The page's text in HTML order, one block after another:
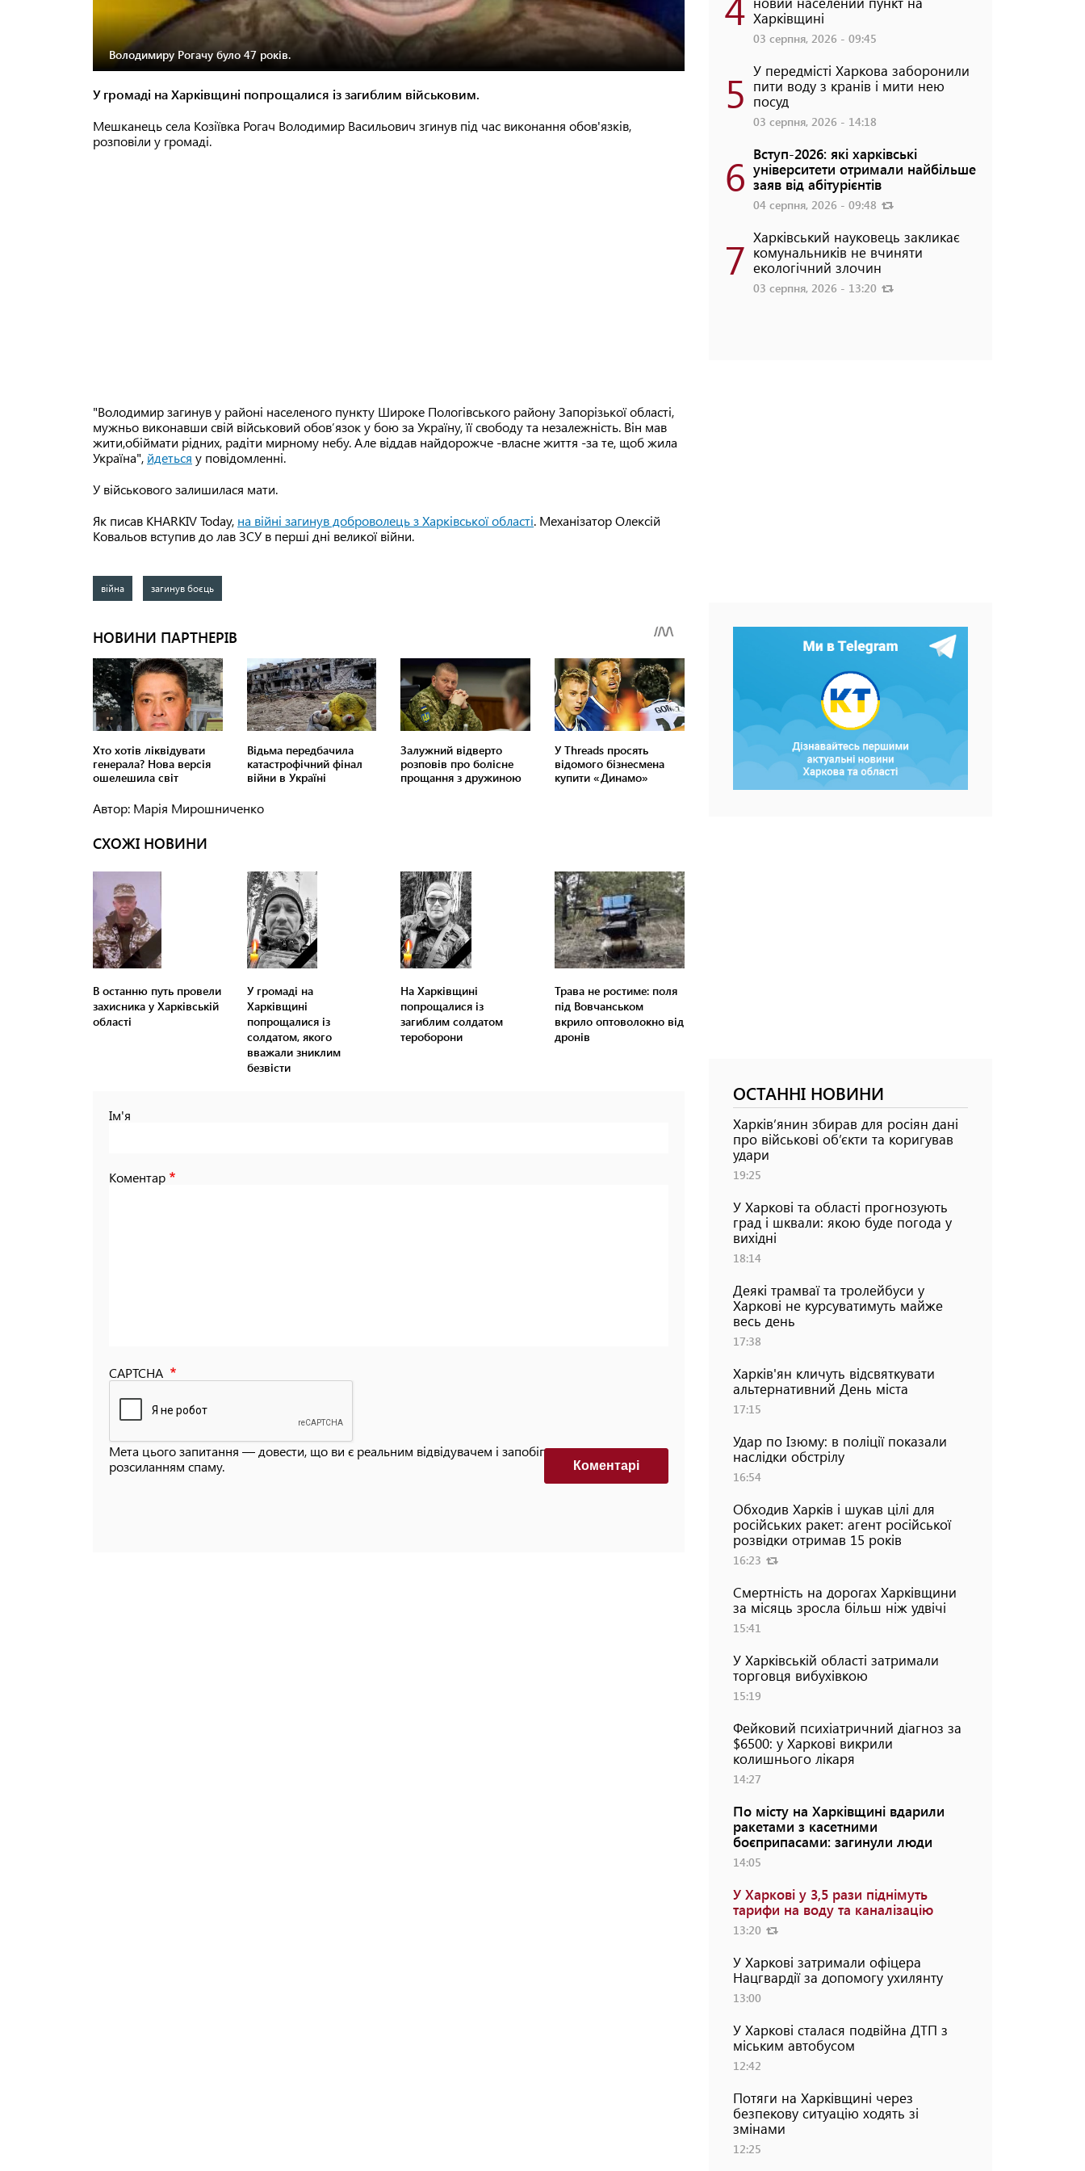
Володимиру Рогачу було 47 років.
У громаді на Харківщині попрощалися із загиблим військовим.
Мешканець села Козіївка Рогач Володимир Васильович згинув під час виконання обов'язків,
розповіли у громаді.
"Володимир загинув у районі населеного пункту Широке Пологівського району Запорізької області,
мужньо виконавши свій військовий обов’язок у бою за Україну, її свободу та незалежність. Він мав
жити,обіймати рідних, радіти мирному небу. Але віддав найдорожче -власне життя -за те, щоб жила
Україна", йдеться у повідомленні.
У військового залишилася мати.
Як писав KHARKIV Today, на війні загинув доброволець з Харківської області. Механізатор Олексій
Ковальов вступив до лав ЗСУ в перші дні великої війни.
війна загинув боєць
Автор: Марія Мирошниченко
СХОЖІ НОВИНИ
В останню путь провели
захисника у Харківській
області
У громаді на
Харківщині
попрощалися із
солдатом, якого
вважали зниклим
безвісти
На Харківщині
попрощалися із
загиблим солдатом
тероборони
Трава не ростиме: поля
під Вовчанськом
вкрило оптоволокно від
дронів
Ім'я
Коментар
CAPTCHA
Мета цього запитання — довести, що ви є реальним відвідувачем і запобігти автоматизованим
розсиланням спаму.
Коментарi
Харківщині
03 серпня, 2026 - 09:45
5 У передмісті Харкова заборонили
пити воду з кранів і мити нею
посуд
03 серпня, 2026 - 14:18
6 Вступ-2026: які харківські
університети отримали найбільше
заяв від абітурієнтів
04 серпня, 2026 - 09:48
7 Харківський науковець закликає
комунальників не вчиняти
екологічний злочин
03 серпня, 2026 - 13:20
ОСТАННІ НОВИНИ
Харків’янин збирав для росіян дані
про військові об’єкти та коригував
удари
19:25
У Харкові та області прогнозують
град і шквали: якою буде погода у
вихідні
18:14
Деякі трамваї та тролейбуси у
Харкові не курсуватимуть майже
весь день
17:38
Харків'ян кличуть відсвяткувати
альтернативний День міста
17:15
Удар по Ізюму: в поліції показали
наслідки обстрілу
16:54
Обходив Харків і шукав цілі для
російських ракет: агент російської
розвідки отримав 15 років
16:23
Смертність на дорогах Харківщини
за місяць зросла більш ніж удвічі
15:41
У Харківській області затримали
торговця вибухівкою
15:19
Фейковий психіатричний діагноз за
$6500: у Харкові викрили
колишнього лікаря
14:27
По місту на Харківщині вдарили
ракетами з касетними
боєприпасами: загинули люди
14:05
У Харкові у 3,5 рази піднімуть
тарифи на воду та каналізацію
13:20
У Харкові затримали офіцера
Нацгвардії за допомогу ухилянту
13:00
У Харкові сталася подвійна ДТП з
міським автобусом
12:42
Потяги на Харківщині через
безпекову ситуацію ходять зі
змінами
12:25